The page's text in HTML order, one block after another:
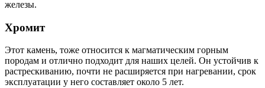
железы.
Хромит
Этот камень, тоже относится к магматическим горным
породам и отлично подходит для наших целей. Он устойчив к
растрескиванию, почти не расширяется при нагревании, срок
эксплуатации у него составляет около 5 лет.